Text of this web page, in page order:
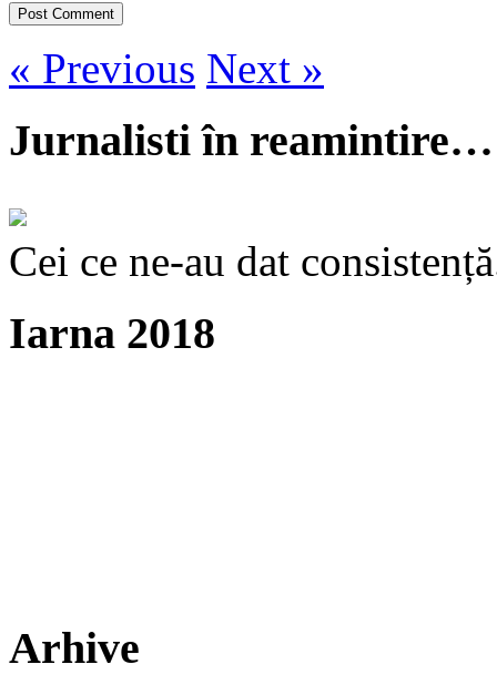
« Previous Next »
Jurnalisti în reamintire…
Cei ce ne-au dat
Iarna 2018
Arhive